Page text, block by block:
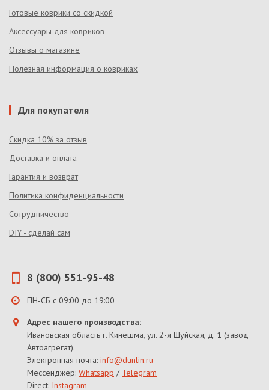
Готовые коврики со скидкой
Аксессуары для ковриков
Отзывы о магазине
Полезная информация о ковриках
Для покупателя
Скидка 10% за отзыв
Доставка и оплата
Гарантия и возврат
Политика конфиденциальности
Сотрудничество
DIY - сделай сам
8 (800) 551-95-48
ПН-СБ с 09:00 до 19:00
Адрес нашего производства:
Ивановская область г. Кинешма, ул. 2-я Шуйская, д. 1 (завод
Автоагрегат).
Электронная почта: info@dunlin.ru
Мессенджер: Whatsapp / Telegram
Direct: Instagram